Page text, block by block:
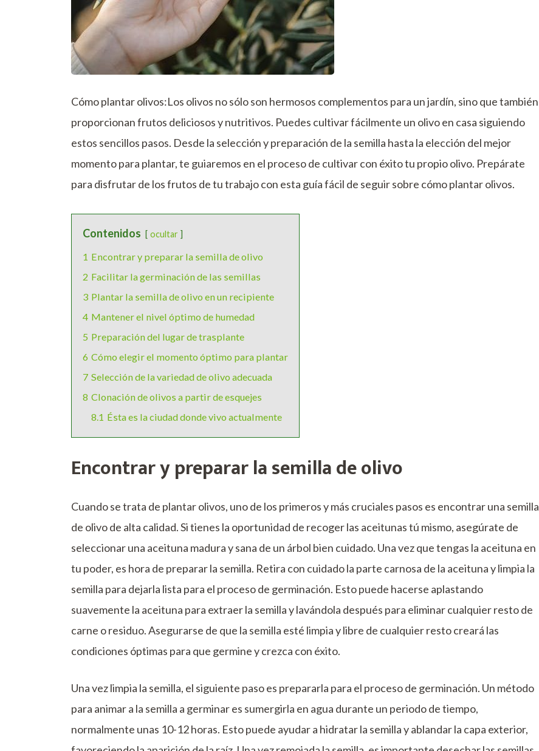
Cómo plantar olivos:Los olivos no sólo son hermosos complementos para un jardín, sino que también
proporcionan frutos deliciosos y nutritivos. Puedes cultivar fácilmente un olivo en casa siguiendo
estos sencillos pasos. Desde la selección y preparación de la semilla hasta la elección del mejor
momento para plantar, te guiaremos en el proceso de cultivar con éxito tu propio olivo. Prepárate
para disfrutar de los frutos de tu trabajo con esta guía fácil de seguir sobre cómo plantar olivos.
Contenidos ocultar
1 Encontrar y preparar la semilla de olivo
2 Facilitar la germinación de las semillas
3 Plantar la semilla de olivo en un recipiente
4 Mantener el nivel óptimo de humedad
5 Preparación del lugar de trasplante
6 Cómo elegir el momento óptimo para plantar
7 Selección de la variedad de olivo adecuada
8 Clonación de olivos a partir de esquejes
8.1 Ésta es la ciudad donde vivo actualmente
Encontrar y preparar la semilla de olivo
Cuando se trata de plantar olivos, uno de los primeros y más cruciales pasos es encontrar una semilla
de olivo de alta calidad. Si tienes la oportunidad de recoger las aceitunas tú mismo, asegúrate de
seleccionar una aceituna madura y sana de un árbol bien cuidado. Una vez que tengas la aceituna en
tu poder, es hora de preparar la semilla. Retira con cuidado la parte carnosa de la aceituna y limpia la
semilla para dejarla lista para el proceso de germinación. Esto puede hacerse aplastando
suavemente la aceituna para extraer la semilla y lavándola después para eliminar cualquier resto de
carne o residuo. Asegurarse de que la semilla esté limpia y libre de cualquier resto creará las
condiciones óptimas para que germine y crezca con éxito.
Una vez limpia la semilla, el siguiente paso es prepararla para el proceso de germinación. Un método
para animar a la semilla a germinar es sumergirla en agua durante un periodo de tiempo,
normalmente unas 10-12 horas. Esto puede ayudar a hidratar la semilla y ablandar la capa exterior,